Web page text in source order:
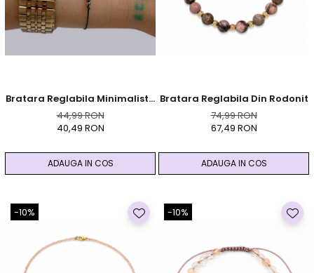
Bratara Reglabila Minimalista
Din Pirita
44,99 RON
40,49 RON
ADAUGA IN COS
Bratara Reglabila Din Rodonit
74,99 RON
67,49 RON
ADAUGA IN COS
-10% -10%